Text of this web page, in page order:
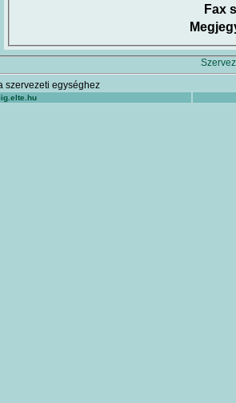
Fax
szervezeti egységhez